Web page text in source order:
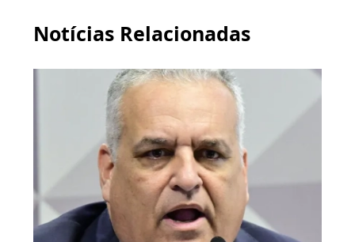
Notícias Relacionadas